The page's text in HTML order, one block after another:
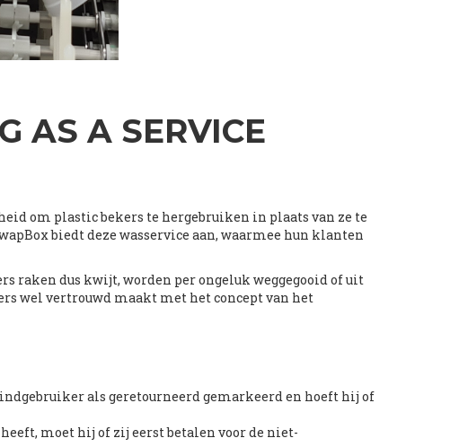
AS A SERVICE
om plastic bekers te hergebruiken in plaats van ze te
biedt deze wasservice aan, waarmee hun klanten
raken dus kwijt, worden per ongeluk weggegooid of uit
wel vertrouwd maakt met het concept van het
als geretourneerd gemarkeerd en hoeft hij of
moet hij of zij eerst betalen voor de niet-